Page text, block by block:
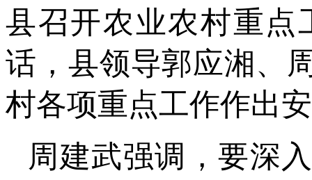
县召开农业农村重点
话，县领导郭应湘、
村各项重点工作作出
周建武强调，要深